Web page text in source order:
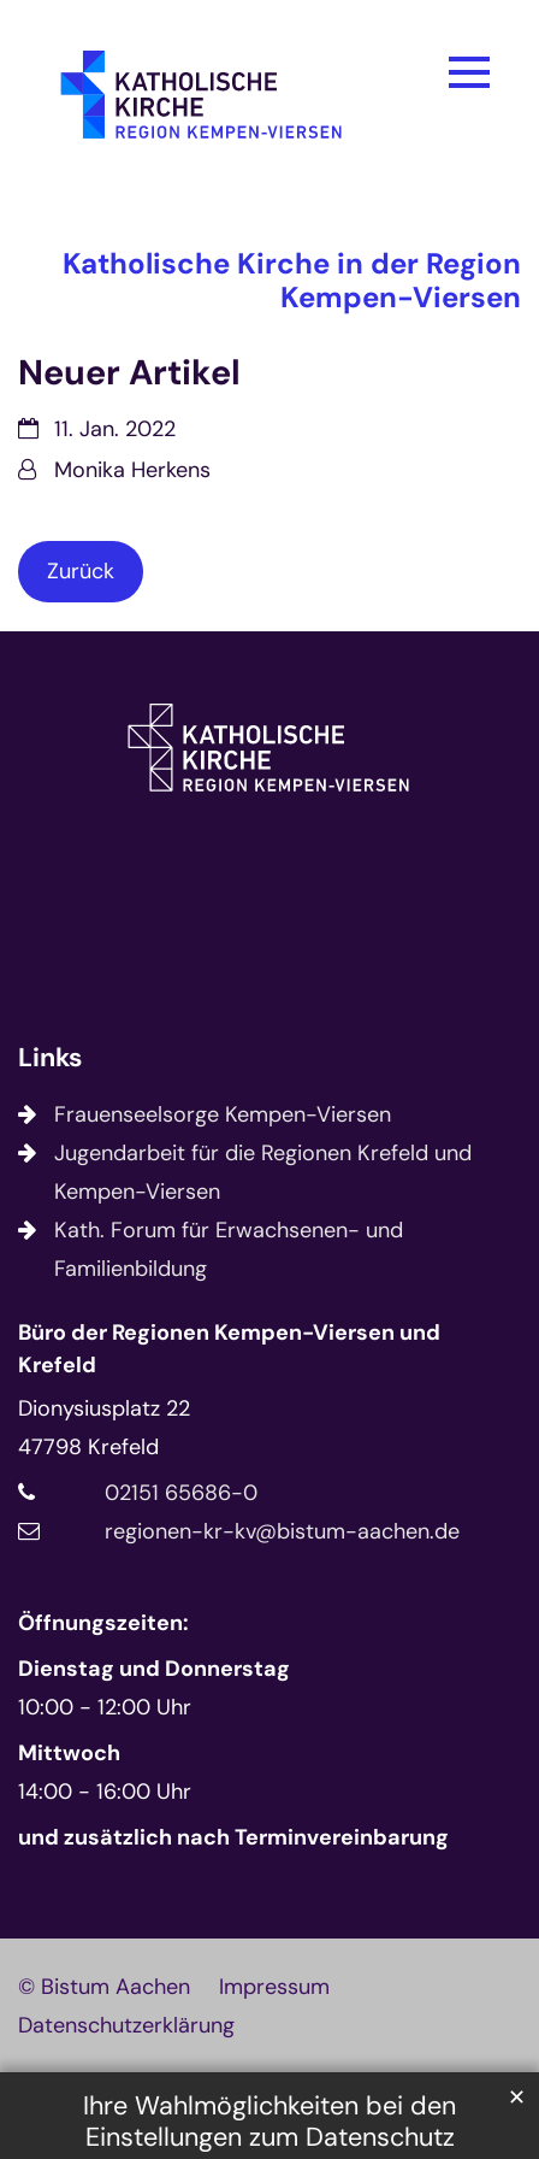
Ihre Wahlmöglichkeiten bei den
Einstellungen zum Datenschutz
✕
Katholische Kirche in der Region
Kempen-Viersen
Neuer Artikel
Datum:11. Jan. 2022
Von:Monika Herkens
Zurück
Links
Frauenseelsorge Kempen-Viersen
Jugendarbeit für die Regionen Krefeld und
Kempen-Viersen
Kath. Forum für Erwachsenen- und
Familienbildung
Büro der Regionen Kempen-Viersen und
Krefeld
Dionysiusplatz 22
47798 Krefeld
02151 65686-0
regionen-kr-kv@bistum-aachen.de
Öffnungszeiten:
Dienstag und Donnerstag
10:00 - 12:00 Uhr
Mittwoch
14:00 - 16:00 Uhr
und zusätzlich nach Terminvereinbarung
© Bistum Aachen
Impressum
Datenschutzerklärung